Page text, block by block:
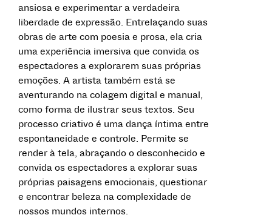
ansiosa e experimentar a verdadeira
liberdade de expressão. Entrelaçando suas
obras de arte com poesia e prosa, ela cria
uma experiência imersiva que convida os
espectadores a explorarem suas próprias
emoções. A artista também está se
aventurando na colagem digital e manual,
como forma de ilustrar seus textos. Seu
processo criativo é uma dança íntima entre
espontaneidade e controle. Permite se
render à tela, abraçando o desconhecido e
convida os espectadores a explorar suas
próprias paisagens emocionais, questionar
e encontrar beleza na complexidade de
nossos mundos internos.